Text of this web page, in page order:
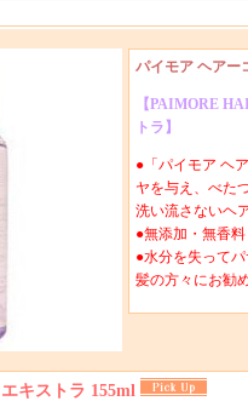
パイモア ヘアー
【PAIMORE
トラ】
●「パイモア ヘ
ヤを与え、べた
洗い流さないヘ
●無添加・無香料
●水分を失って
髪の方々にお勧
キストラ 155ml